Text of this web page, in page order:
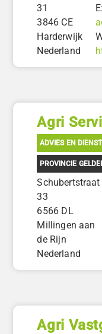
31
3846 CE
Harderwijk
Nederland
E:
Agri
ADVIES EN
PROVINCIE
Schubertstraat
33
6566 DL
Millingen aan
de Rijn
Nederland
Agri